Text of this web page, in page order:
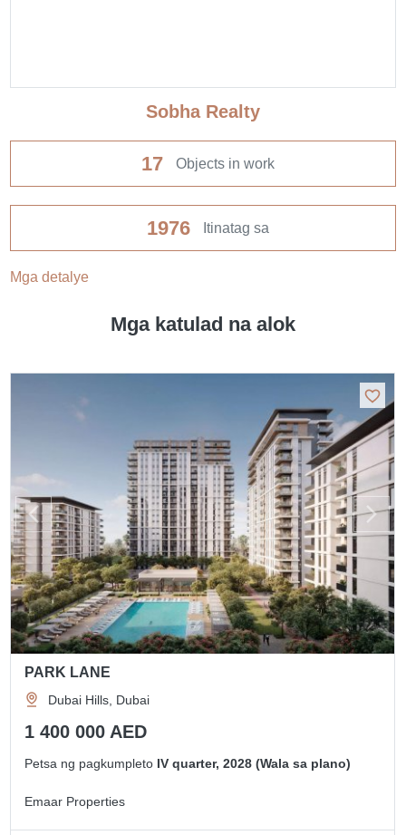
Sobha Realty
17 Objects in work
1976 Itinatag sa
Mga detalye
Mga katulad na alok
PARK LANE
Dubai Hills, Dubai
1 400 000 AED
Petsa ng pagkumpleto IV quarter, 2028 (Wala sa plano)
Emaar Properties